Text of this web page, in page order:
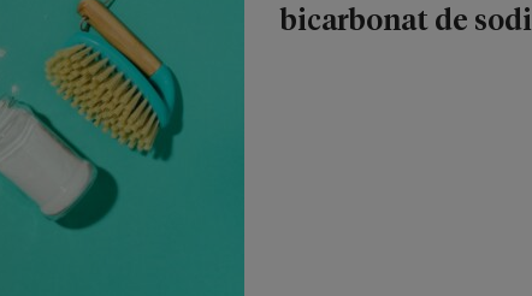
bicarbonat de